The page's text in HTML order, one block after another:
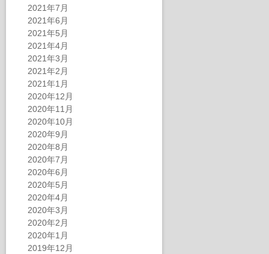
2021年7月
2021年6月
2021年5月
2021年4月
2021年3月
2021年2月
2021年1月
2020年12月
2020年11月
2020年10月
2020年9月
2020年8月
2020年7月
2020年6月
2020年5月
2020年4月
2020年3月
2020年2月
2020年1月
2019年12月